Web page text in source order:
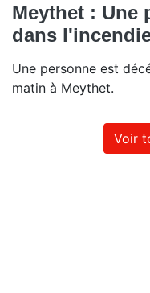
Meythet : Une
dans
Une personne est
matin à Meythet.
Voir